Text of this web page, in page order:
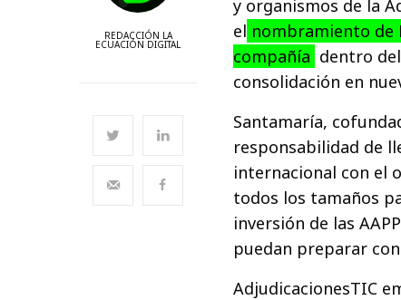
REDACCIÓN LA
ECUACIÓN DIGITAL
y organismos de la
el nombramiento de
compañía dentro
consolidación en
Santamaría,
responsabilidad de
internacional con el
todos los tamaños
inversión de las
puedan preparar
AdjudicacionesTIC